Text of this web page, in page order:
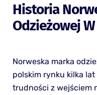
Historia
Odzieżowej
Norweska marka
polskim rynku kilka lat
trudności z wejściem